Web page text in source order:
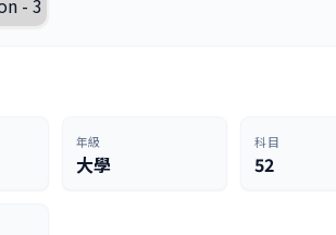
年級
大學
科目
52